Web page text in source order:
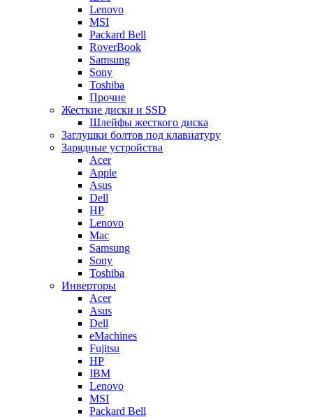
Lenovo
MSI
Packard Bell
RoverBook
Samsung
Sony
Toshiba
Прочие
Жесткие диски и SSD
Шлейфы жесткого диска
Заглушки болтов под клавиатуру
Зарядные устройства
Acer
Apple
Asus
Dell
HP
Lenovo
Mac
Samsung
Sony
Toshiba
Инверторы
Acer
Asus
Dell
eMachines
Fujitsu
HP
IBM
Lenovo
MSI
Packard Bell